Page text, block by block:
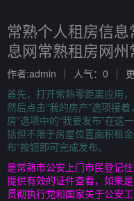
常熟个人租房信
息网常熟租房网
作者:admin 人气：0
首先，打开常熟零距离应用
然后点击“我的房产”选项接
房”选项中的“我要发布”在这
括但不限于房屋位置面积租
布”按钮即可完成发布。
是常熟市公安上门市民登记
提供有效的证件查看，如果
贯彻执行党和国家关于公安